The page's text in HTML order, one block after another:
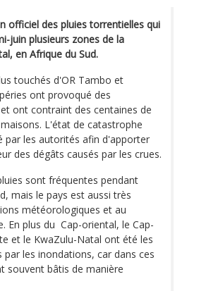
officiel des pluies torrentielles qui
juin plusieurs zones de la
en Afrique du Sud.
touchés d'OR Tambo et
ont provoqué des
ont contraint des centaines de
L'état de catastrophe
par les autorités afin d'apporter
des dégâts causés par les crues.
sont fréquentes pendant
mais le pays est aussi très
météorologiques et au
En plus du Cap-oriental, le Cap-
et le KwaZulu-Natal ont été les
les inondations, car dans ces
souvent bâtis de manière